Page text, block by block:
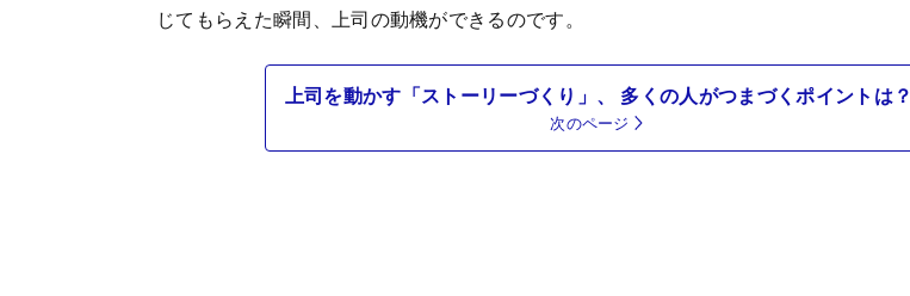
じてもらえた瞬間、上司の動機ができるのです。
上司を動かす「ストーリーづくり」、 多くの人がつまづくポイントは？
次のページ